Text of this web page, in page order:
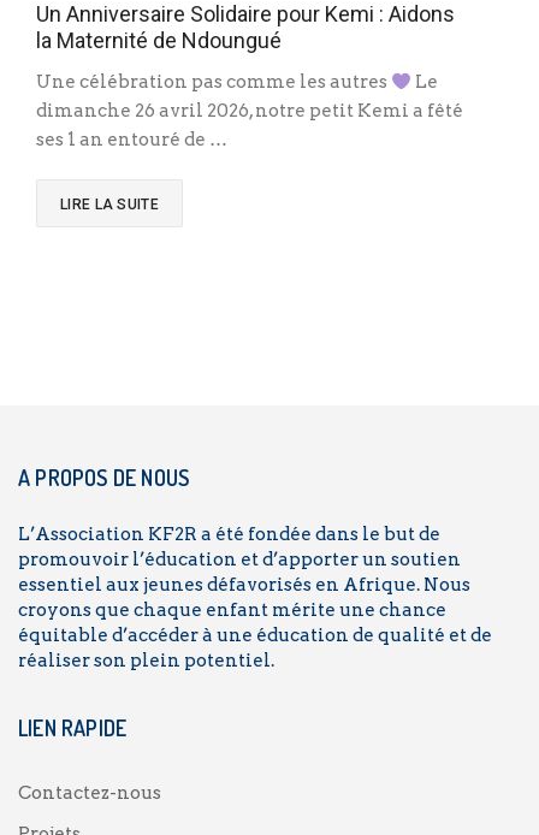
Un Anniversaire Solidaire pour Kemi : Aidons
la Maternité de Ndoungué
Une célébration pas comme les autres
Le
dimanche 26 avril 2026, notre petit Kemi a fêté
ses 1 an entouré de …
LIRE LA SUITE
A PROPOS DE NOUS
L’Association KF2R a été fondée dans le but de
promouvoir l’éducation et d’apporter un soutien
essentiel aux jeunes défavorisés en Afrique. Nous
croyons que chaque enfant mérite une chance
équitable d’accéder à une éducation de qualité et de
réaliser son plein potentiel.
LIEN RAPIDE
Contactez-nous